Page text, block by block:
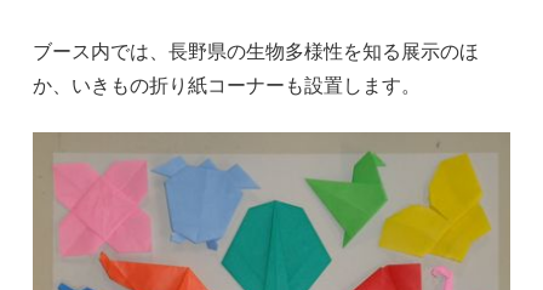
ブース内では、長野県の生物多様性を知る展示のほ
か、いきもの折り紙コーナーも設置します。